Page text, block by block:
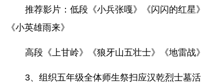
推荐影片：低段《小兵张嘎》《闪闪的红星》
《小英雄雨来》
高段《上甘岭》《狼牙山五壮士》《地雷战》
3、组织五年级全体师生祭扫应汉乾烈士墓活